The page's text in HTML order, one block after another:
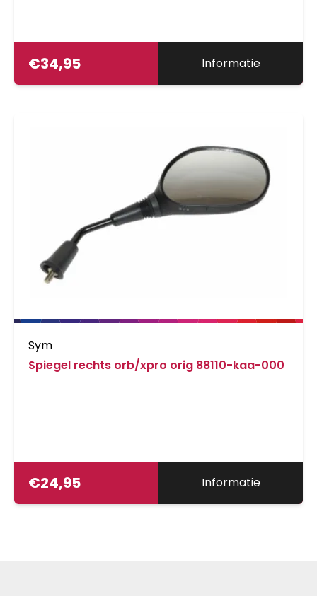
€34,95 Informatie
Sym
Spiegel rechts orb/xpro orig 88110-kaa-000
€24,95 Informatie